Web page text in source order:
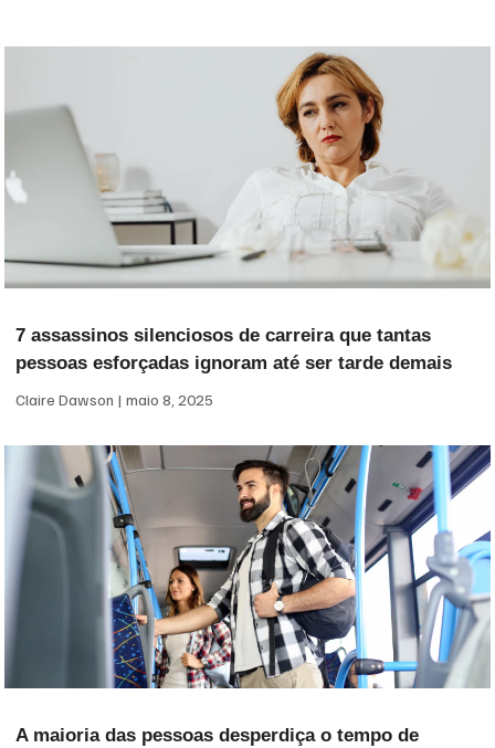
7 assassinos silenciosos de carreira que tantas
pessoas esforçadas ignoram até ser tarde demais
Claire Dawson maio 8, 2025
A maioria das pessoas desperdiça o tempo de